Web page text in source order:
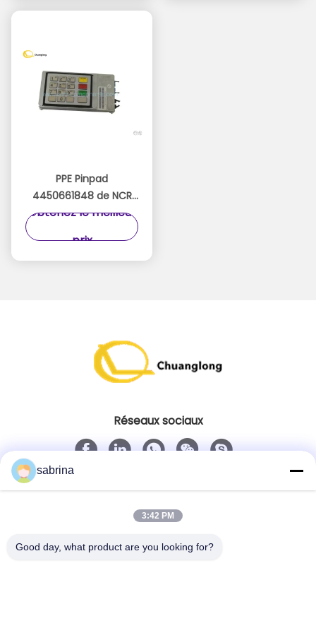
PPE Pinpad
4450661848 de NCR
de clavier de
de la NCR 58
Obtenez le meilleur
prix
Réseaux sociaux
E-mail
sabrina
3:42 PM
Good day, what product are you looking for?